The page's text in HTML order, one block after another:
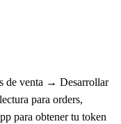
de venta → Desarrollar
para orders,
para obtener tu token